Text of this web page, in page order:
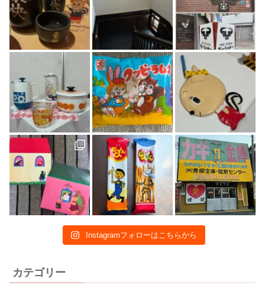
Instagramフォローはこちらから
カテゴリー